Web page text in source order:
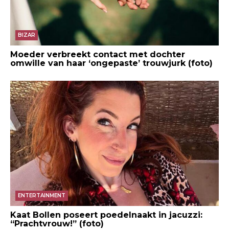
BIZAR
Moeder verbreekt contact met dochter
omwille van haar ‘ongepaste’ trouwjurk (foto)
ENTERTAINMENT
Kaat Bollen poseert poedelnaakt in jacuzzi:
“Prachtvrouw!” (foto)